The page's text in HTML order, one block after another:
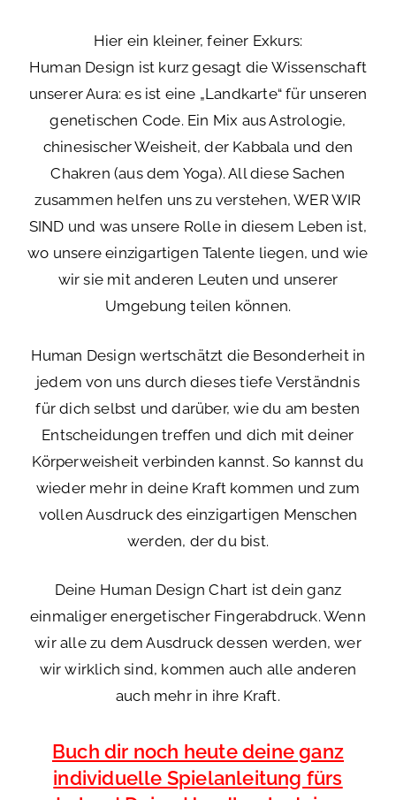
Hier ein kleiner, feiner Exkurs:
Human Design ist kurz gesagt die Wissenschaft
unserer Aura: es ist eine „Landkarte“ für unseren
genetischen Code. Ein Mix aus Astrologie,
chinesischer Weisheit, der Kabbala und den
Chakren (aus dem Yoga). All diese Sachen
zusammen helfen uns zu verstehen, WER WIR
SIND und was unsere Rolle in diesem Leben ist,
wo unsere einzigartigen Talente liegen, und wie
wir sie mit anderen Leuten und unserer
Umgebung teilen können.
Human Design wertschätzt die Besonderheit in
jedem von uns durch dieses tiefe Verständnis
für dich selbst und darüber, wie du am besten
Entscheidungen treffen und dich mit deiner
Körperweisheit verbinden kannst. So kannst du
wieder mehr in deine Kraft kommen und zum
vollen Ausdruck des einzigartigen Menschen
werden, der du bist.
Deine Human Design Chart ist dein ganz
einmaliger energetischer Fingerabdruck. Wenn
wir alle zu dem Ausdruck dessen werden, wer
wir wirklich sind, kommen auch alle anderen
auch mehr in ihre Kraft.
Buch dir noch heute deine ganz
individuelle Spielanleitung fürs